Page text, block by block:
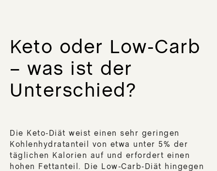
Keto oder Low-Carb
– was ist der
Unterschied?
Die Keto-Diät weist einen sehr geringen
Kohlenhydratanteil von etwa unter 5% der
täglichen Kalorien auf und erfordert einen
hohen Fettanteil. Die Low-Carb-Diät hingegen